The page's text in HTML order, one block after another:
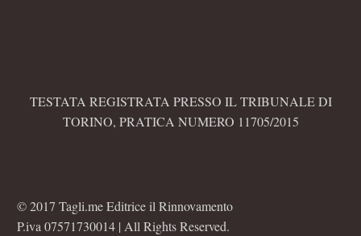
TESTATA REGISTRATA PRESSO IL TRIBUNALE DI
TORINO, PRATICA NUMERO 11705/2015
© 2017 Tagli.me Editrice il Rinnovamento
P.iva 07571730014 | All Rights Reserved.